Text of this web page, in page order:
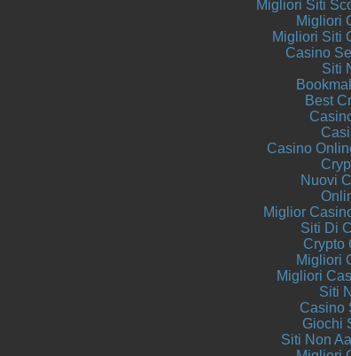
Migliori Siti
Migliori
Migliori Siti
Casino
Siti
Best
Casino
Nuovi
Miglior
Siti Di
Crypto
Migliori
Migliori
Siti
Casino
Giochi
Siti Non